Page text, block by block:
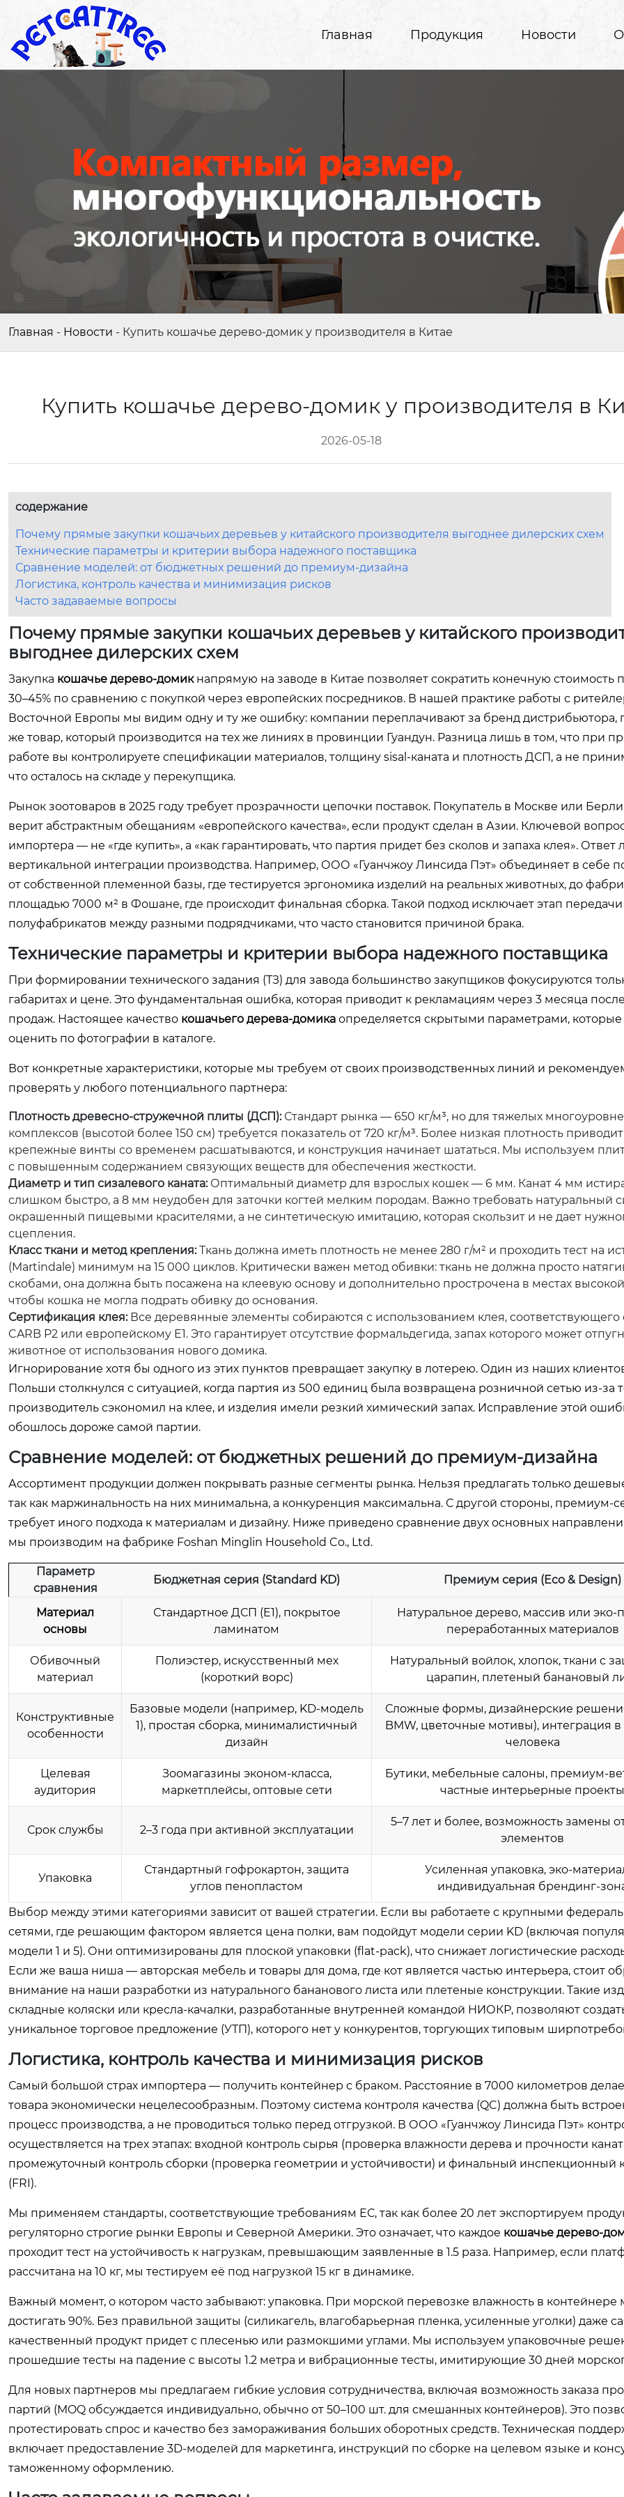
Главная Продукция Новости
Главная - Новости - Купить кошачье дерево-домик у производителя в Китае
Купить кошачье дерево-домик у производителя в
2026-05-18
содержание
Почему прямые закупки кошачьих деревьев у китайского производителя выгоднее дилерских схем
Технические параметры и критерии выбора надежного поставщика
Сравнение моделей: от бюджетных решений до премиум-дизайна
Логистика, контроль качества и минимизация рисков
Часто задаваемые вопросы
Почему прямые закупки кошачьих деревьев у китайского
выгоднее дилерских схем
Закупка кошачье дерево-домикнапрямую на заводе в Китае позволяет сократить конечную стоимость
30–45% по сравнению с покупкой через европейских посредников. В нашей практике работы с
Восточной Европы мы видим одну и ту же ошибку: компании переплачивают за бренд дистрибьютора,
же товар, который производится на тех же линиях в провинции Гуандун. Разница лишь в том, что при
работе вы контролируете спецификации материалов, толщину sisal-каната и плотность ДСП, а не
что осталось на складе у перекупщика.
Рынок зоотоваров в 2025 году требует прозрачности цепочки поставок. Покупатель в Москве или
верит абстрактным обещаниям «европейского качества», если продукт сделан в Азии. Ключевой
импортера — не «где купить», а «как гарантировать, что партия придет без сколов и запаха клея». Ответ
вертикальной интеграции производства. Например, ООО «Гуанчжоу Линсида Пэт» объединяет в себе
от собственной племенной базы, где тестируется эргономика изделий на реальных животных, до
площадью 7000 м² в Фошане, где происходит финальная сборка. Такой подход исключает этап передачи
полуфабрикатов между разными подрядчиками, что часто становится причиной брака.
Технические параметры и критерии выбора надежного поставщика
При формировании технического задания (ТЗ) для завода большинство закупщиков фокусируются
габаритах и цене. Это фундаментальная ошибка, которая приводит к рекламациям через 3 месяца после
продаж. Настоящее качество кошачьего дерева-домика определяется скрытыми параметрами, которые
оценить по фотографии в каталоге.
Вот конкретные характеристики, которые мы требуем от своих производственных линий и
проверять у любого потенциального партнера:
Плотность древесно-стружечной плиты (ДСП):Стандарт рынка — 650 кг/м³, но для тяжелых
комплексов (высотой более 150 см) требуется показатель от 720 кг/м³. Более низкая плотность приводит
крепежные винты со временем расшатываются, и конструкция начинает шататься. Мы используем
с повышенным содержанием связующих веществ для обеспечения жесткости.
Диаметр и тип сизалевого каната:Оптимальный диаметр для взрослых кошек — 6 мм. Канат 4 мм
слишком быстро, а 8 мм неудобен для заточки когтей мелким породам. Важно требовать натуральный
окрашенный пищевыми красителями, а не синтетическую имитацию, которая скользит и не дает
сцепления.
Класс ткани и метод крепления:Ткань должна иметь плотность не менее 280 г/м² и проходить тест на
(Martindale) минимум на 15 000 циклов. Критически важен метод обивки: ткань не должна просто
скобами, она должна быть посажена на клеевую основу и дополнительно прострочена в местах
чтобы кошка не могла подрать обивку до основания.
Сертификация клея:Все деревянные элементы собираются с использованием клея, соответствующего
CARB P2 или европейскому E1. Это гарантирует отсутствие формальдегида, запах которого может
животное от использования нового домика.
Игнорирование хотя бы одного из этих пунктов превращает закупку в лотерею. Один из наших
Польши столкнулся с ситуацией, когда партия из 500 единиц была возвращена розничной сетью из-за
производитель сэкономил на клее, и изделия имели резкий химический запах. Исправление этой
обошлось дороже самой партии.
Сравнение моделей: от бюджетных решений до премиум-дизайна
Ассортимент продукции должен покрывать разные сегменты рынка. Нельзя предлагать только
так как маржинальность на них минимальна, а конкуренция максимальна. С другой стороны, премиум-
требует иного подхода к материалам и дизайну. Ниже приведено сравнение двух основных
мы производим на фабрике Foshan Minglin Household Co., Ltd.
Параметр
сравнения
Бюджетная серия (Standard KD) Премиум серия (Eco & Design)
Материал
основы
Стандартное ДСП (E1), покрытое
ламинатом
Натуральное дерево, массив или эко-
переработанных материалов
Обивочный
материал
Полиэстер, искусственный мех
(короткий ворс)
Натуральный войлок, хлопок, ткани с
царапин, плетеный банановый
Конструктивные
особенности
Базовые модели (например, KD-модель
1), простая сборка, минималистичный
дизайн
Сложные формы, дизайнерские
BMW, цветочные мотивы), интеграция
человека
Целевая
аудитория
Зоомагазины эконом-класса,
маркетплейсы, оптовые сети
Бутики, мебельные салоны, премиум-
частные интерьерные проекты
Срок службы 2–3 года при активной эксплуатации
5–7 лет и более, возможность замены
элементов
Упаковка
Стандартный гофрокартон, защита
углов пенопластом
Усиленная упаковка, эко-
индивидуальная брендинг-
Выбор между этими категориями зависит от вашей стратегии. Если вы работаете с крупными
сетями, где решающим фактором является цена полки, вам подойдут модели серии KD (включая
модели 1 и 5). Они оптимизированы для плоской упаковки (flat-pack), что снижает логистические
Если же ваша ниша — авторская мебель и товары для дома, где кот является частью интерьера, стоит
внимание на наши разработки из натурального бананового листа или плетеные конструкции. Такие
складные коляски или кресла-качалки, разработанные внутренней командой НИОКР, позволяют
уникальное торговое предложение (УТП), которого нет у конкурентов, торгующих типовым
Логистика, контроль качества и минимизация рисков
Самый большой страх импортера — получить контейнер с браком. Расстояние в 7000 километров
товара экономически нецелесообразным. Поэтому система контроля качества (QC) должна быть
процесс производства, а не проводиться только перед отгрузкой. В ООО «Гуанчжоу Линсида Пэт»
осуществляется на трех этапах: входной контроль сырья (проверка влажности дерева и прочности
промежуточный контроль сборки (проверка геометрии и устойчивости) и финальный инспекционный
(FRI).
Мы применяем стандарты, соответствующие требованиям ЕС, так как более 20 лет экспортируем
регуляторно строгие рынки Европы и Северной Америки. Это означает, что каждое кошачье дерево-
проходит тест на устойчивость к нагрузкам, превышающим заявленные в 1.5 раза. Например, если
рассчитана на 10 кг, мы тестируем её под нагрузкой 15 кг в динамике.
Важный момент, о котором часто забывают: упаковка. При морской перевозке влажность в контейнере
достигать 90%. Без правильной защиты (силикагель, влагобарьерная пленка, усиленные уголки) даже
качественный продукт придет с плесенью или размокшими углами. Мы используем упаковочные
прошедшие тесты на падение с высоты 1.2 метра и вибрационные тесты, имитирующие 30 дней
Для новых партнеров мы предлагаем гибкие условия сотрудничества, включая возможность заказа
партий (MOQ обсуждается индивидуально, обычно от 50–100 шт. для смешанных контейнеров). Это
протестировать спрос и качество без замораживания больших оборотных средств. Техническая
включает предоставление 3D-моделей для маркетинга, инструкций по сборке на целевом языке и
таможенному оформлению.